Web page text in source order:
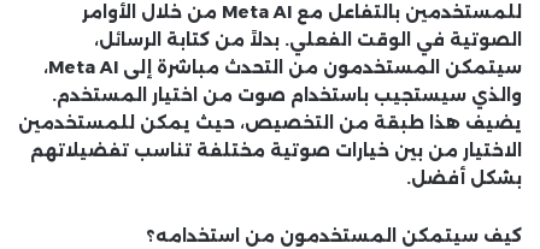
للمستخدمين بالتفاعل مع Meta AI من خلال الأوامر
الصوتية في الوقت الفعلي. بدلاً من كتابة الرسائل،
سيتمكن المستخدمون من التحدث مباشرة إلى Meta AI،
والذي سيستجيب باستخدام صوت من اختيار المستخدم.
يضيف هذا طبقة من التخصيص، حيث يمكن للمستخدمين
الاختيار من بين خيارات صوتية مختلفة تناسب تفضيلاتهم
بشكل أفضل.
كيف سيتمكن المستخدمون من استخدامه؟